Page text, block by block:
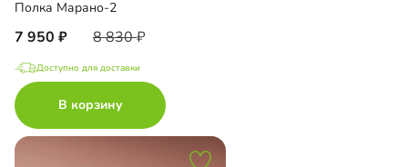
Полка Марано-2
7 950 8 830
Доступно для доставки
В корзину